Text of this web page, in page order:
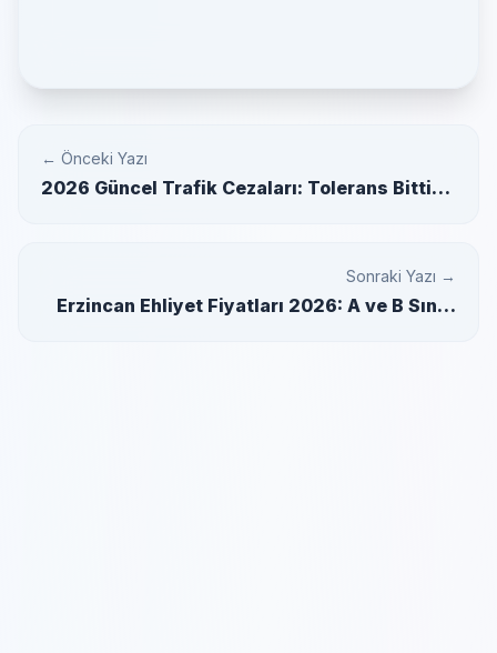
← Önceki Yazı
2026 Güncel Trafik Cezaları: Tolerans Bitti,
Sonraki Yazı →
Erzincan Ehliyet Fiyatları 2026: A ve B Sınıfı